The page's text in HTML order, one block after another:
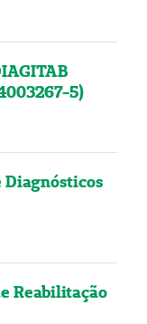
5)
Reabilitação